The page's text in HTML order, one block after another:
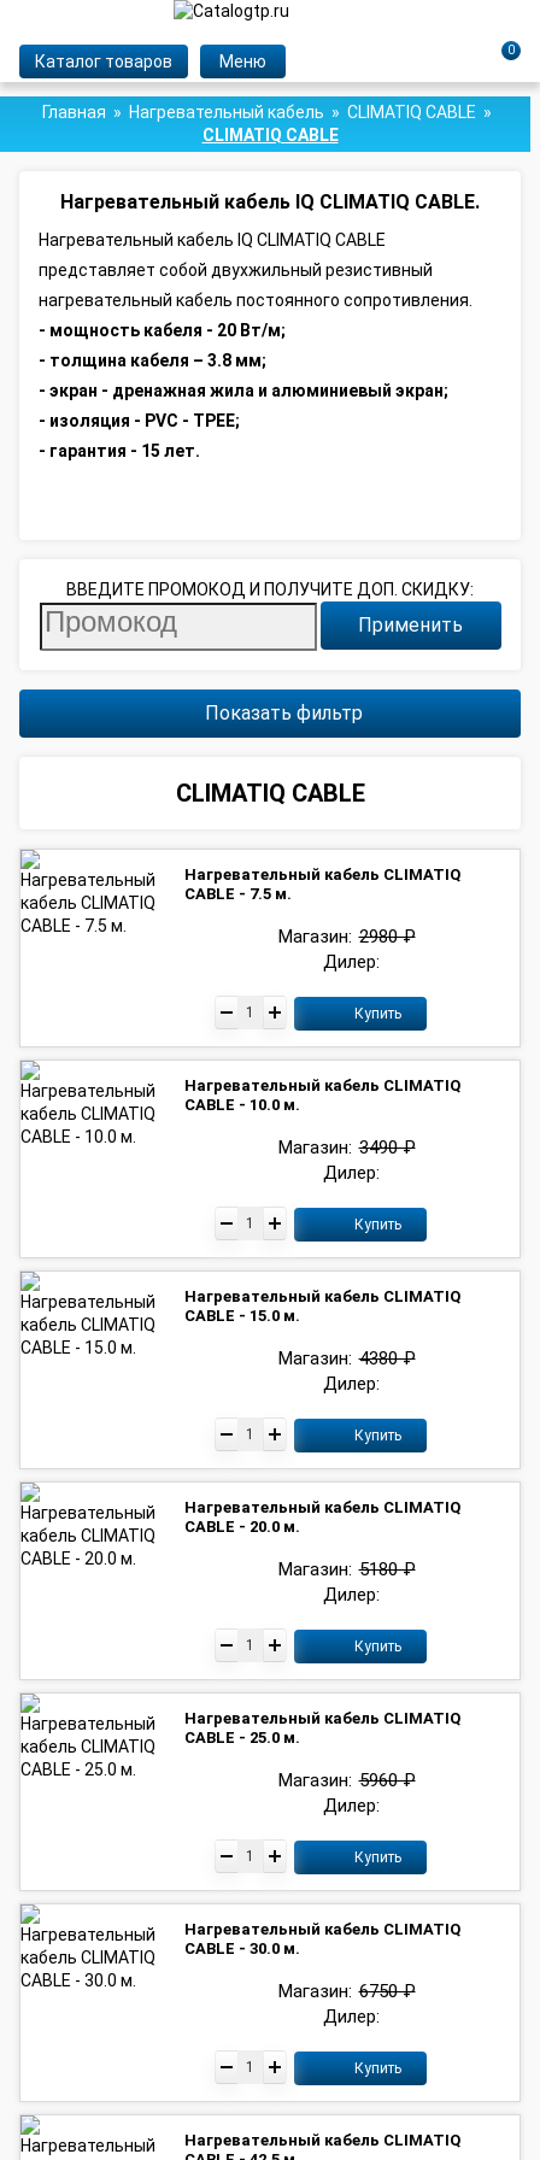
Каталог товаров Меню
0
Главная Нагревательный кабель
CLIMATIQ CABLE
CLIMATIQ CABLE
Нагревательный кабель IQ CLIMATIQ CABLE.
Нагревательный кабель IQ CLIMATIQ CABLE
представляет собой двухжильный резистивный
нагревательный кабель постоянного сопротивления.
- мощность кабеля - 20 Вт/м;
- толщина кабеля – 3.8 мм;
- экран - дренажная жила и алюминиевый экран;
- изоляция - PVC - TPEE;
- гарантия - 15 лет.
ВВЕДИТЕ ПРОМОКОД И ПОЛУЧИТЕ ДОП. СКИДКУ:
Применить
Показать фильтр
CLIMATIQ CABLE
Нагревательный кабель CLIMATIQ
CABLE - 7.5 м.
Дилер:
Магазин: 2980 ₽
Купить
Нагревательный кабель CLIMATIQ
CABLE - 10.0 м.
Дилер:
Магазин: 3490 ₽
Купить
Нагревательный кабель CLIMATIQ
CABLE - 15.0 м.
Дилер:
Магазин: 4380 ₽
Купить
Нагревательный кабель CLIMATIQ
CABLE - 20.0 м.
Дилер:
Магазин: 5180 ₽
Купить
Нагревательный кабель CLIMATIQ
CABLE - 25.0 м.
Дилер:
Магазин: 5960 ₽
Купить
Нагревательный кабель CLIMATIQ
CABLE - 30.0 м.
Дилер:
Магазин: 6750 ₽
Купить
Нагревательный кабель CLIMATIQ